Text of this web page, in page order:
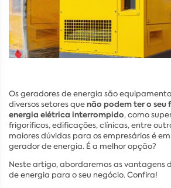
Os geradores de energia são
diversos setores quenão podem ter o
energia elétrica interrompido, como
frigoríficos, edificações, clínicas, entre
maiores dúvidas para os empresários é
gerador de energia. É a melhor opção?
Neste artigo, abordaremos as vantagens
de energia para o seu negócio. Confira!